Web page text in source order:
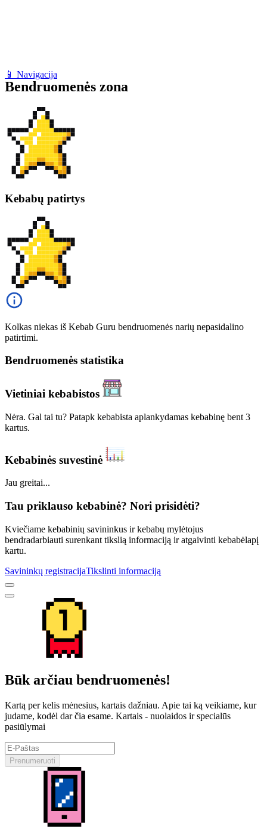
📱 Navigacija
Bendruomenės zona
Kebabų patirtys
Kolkas niekas iš Kebab Guru bendruomenės narių nepasidalino
patirtimi.
Bendruomenės statistika
Vietiniai kebabistos
Nėra. Gal tai tu? Patapk kebabista aplankydamas kebabinę bent 3
kartus.
Kebabinės suvestinė
Jau greitai...
Tau priklauso kebabinė? Nori prisidėti?
Kviečiame kebabinių savininkus ir kebabų mylėtojus
bendradarbiauti surenkant tikslią informaciją ir atgaivinti kebabėlapį
kartu.
Savininkų registracijaTikslinti informaciją
Būk arčiau bendruomenės!
Kartą per kelis mėnesius, kartais dažniau. Apie tai ką veikiame, kur
judame, kodėl dar čia esame. Kartais - nuolaidos ir specialūs
pasiūlymai
Prenumeruoti